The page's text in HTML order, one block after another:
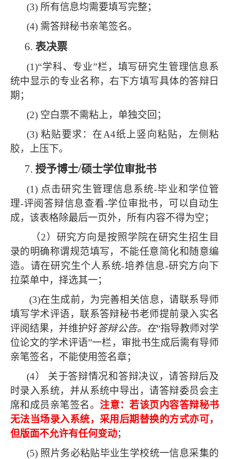
(3) 所有信息均需要填写完整；
(4) 需答辩秘书亲笔签名。
6. 表决票
(1)“学科、专业”栏，填写研究生管理信息系
统中显示的专业名称，右下方填写具体的答辩日
期；
(2) 空白票不需粘上，单独交回；
(3) 粘贴要求：在A4纸上竖向粘贴，左侧粘
胶，上压下。
7. 授予博士/硕士学位审批书
(1) 点击研究生管理信息系统-毕业和学位管
理-评阅答辩信息查看-学位审批书，可以自动生
成，该表格除最后一页外，所有内容不得为空；
（2）研究方向是按照学院在研究生招生目
录的明确称谓规范填写，不能任意简化和随意编
造。请在研究生个人系统-培养信息-研究方向下
拉菜单中，择选其一；
(3)在生成前，为完善相关信息，请联系导师
填写学术评语，联系答辩秘书老师提前录入实名
评阅结果，并维护好答辩公告。在“指导教师对学
位论文的学术评语”一栏，审批书生成后需有导师
亲笔签名，不能使用签名章；
(4） 关于答辩情况和答辩决议，请答辩后及
时录入系统，并从系统中导出，请答辩委员会主
席和成员亲笔签名。注意：若该页内容答辩秘书
无法当场录入系统，采用后期替换的方式亦可，
但版面不允许有任何变动；
(5) 照片务必粘贴毕业生学校统一信息采集的